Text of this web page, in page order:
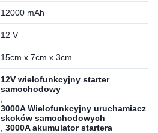
12000 mAh
12 V
15cm x 7cm x 3cm
12V wielofunkcyjny starter
samochodowy
3000A Wielofunkcyjny uruchamiacz
skoków samochodowych
3000A akumulator startera